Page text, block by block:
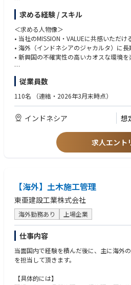
■お願いする業務
バックエンドエンジニアとしてこの後の
支えるための開発に従事していただきます
ユーザー向けのモバイルアプリのバック
ペレーションチームが利用するプロダク
フラなどフルスタックに関わっていただ
・新規機能やシステムの構築において、
やPdMと連携した要件決めから詳細仕様
での開発のリード。(技術の選定から実装
・IoTデバイスなどとの連携を強めた、非
・Platfrom Engieeringチームと連携しな
■使用技術
・Go / TypeScript / GraphQL / React
sma / Google Cloud Platform / Google
po
・ツール/サービス
GoogleWorkspace / Slack / Notion /
d.io / Sentry
座とスピードで挑戦できる環境です。
・“現場×構造”の両軸で成長をデザインで
ィング／セールス／クレジットといった
い“再現可能な成長の仕組み”を構築でき
仕事です。
・将来的には、事業責任者／カントリー
任者などへのキャリアパスも想定してい
は、惜しみなく機会をご提供できればと思
・メンテナンス・修理の仕組み化
・中古車購入・再販における品質担保
・自社整備施設および外部パートナーの設
など、自動車の品質に関わる全領域を「
ドしていただきます。
整備、メンテナンス、修理の仕組み作りと
• 「いつ・どの車両に・どのレベルの整備
• 事故・故障発生時の対応フロー、修理
• 自社整備施設の設計・刷新、外部整備
• 上記を実行するためのオペレーション
理、整備するのかの仕組み作りとその実行
• 中古車購入時の査定オペレーションの構築
構築した仕組みを強固に実行していく組織
• 仕組みの構築だけに留まらず、それを強
織の採用と育成
• ツールやスペアパーツ等の部品の発注・
庫最適化
• 将来、ビジネス側のメンバーと自社で
求める経験 / スキル
＜求める人物像＞
• 当社のMISSION・VALUEに共感いただけ
• 海外（インドネシアのジャカルタ）に
• 新興国の不確実性の高いカオスな環境
＜求める経験／スキル＞
• 自動車の仕組み、整備に対する深い知識
• ディーラーや整備工場などでメカニック
• チームを牽引した経験
• 英語での業務に対する意欲・前向きな
従業員数
110名 （連結・2026年3月末時点）
インドネシア 想
求人エント
【海外】土木施工管理
東亜建設工業株式会社
海外勤務あり 上場企業
仕事内容
当面国内で経験を積んだ後に、主に海外
を担当して頂きます。
【具体的には】